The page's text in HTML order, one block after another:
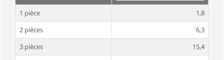
1 pièce
1,8
2 pièces
6,3
3 pièces
15,4